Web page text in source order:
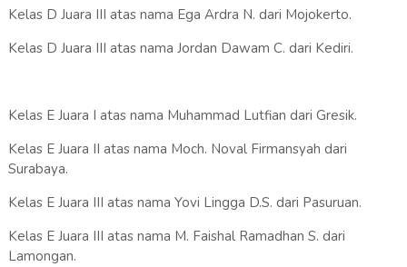
Kelas D Juara III atas nama Ega Ardra N. dari Mojokerto.
Kelas D Juara III atas nama Jordan Dawam C. dari Kediri.
Kelas E Juara I atas nama Muhammad Lutfian dari Gresik.
Kelas E Juara II atas nama Moch. Noval Firmansyah dari
Surabaya.
Kelas E Juara III atas nama Yovi Lingga D.S. dari Pasuruan.
Kelas E Juara III atas nama M. Faishal Ramadhan S. dari
Lamongan.